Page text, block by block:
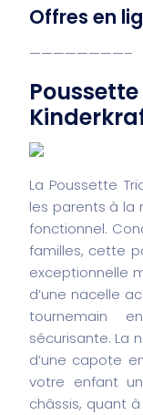
Offres en
————————–
La Poussette
les parents à la
fonctionnel.
familles, cette
exceptionnelle
d’une nacelle
tournemain
sécurisante. La
d’une capote
votre enfant
châssis, quant